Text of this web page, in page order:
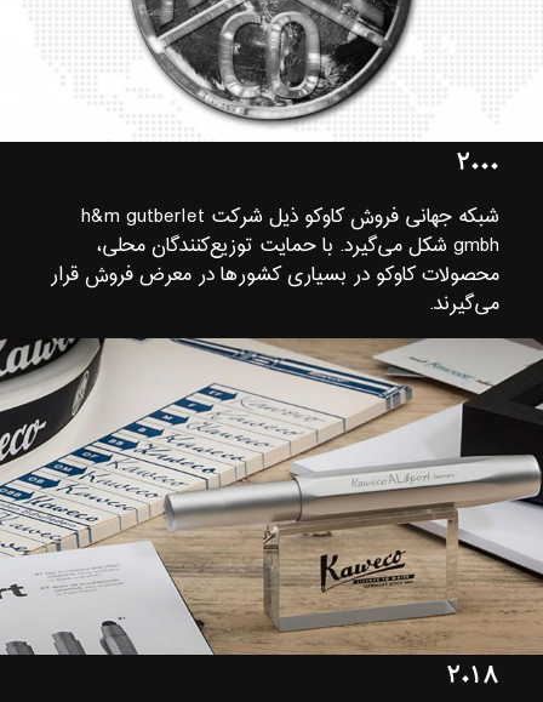
۲۰۰۰
شبکه جهانی فروش کاوکو ذیل شرکت h&m gutberlet
gmbh شکل می‌گیرد. با حمایت توزیع‌کنندگان محلی،
محصولات کاوکو در بسیاری کشورها در معرض فروش قرار
می‌گیرند.
۲۰۱۸